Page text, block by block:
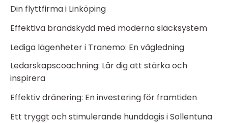
Din flyttfirma i Linköping
Effektiva brandskydd med moderna släcksystem
Lediga lägenheter i Tranemo: En vägledning
Ledarskapscoachning: Lär dig att stärka och
inspirera
Effektiv dränering: En investering för framtiden
Ett tryggt och stimulerande hunddagis i Sollentuna